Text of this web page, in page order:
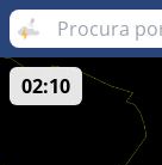
02:10